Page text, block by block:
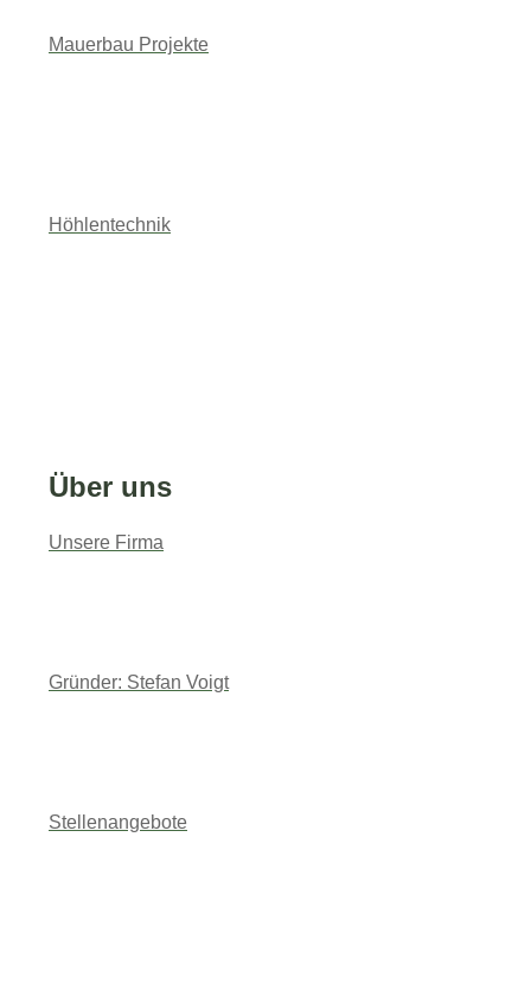
Mauerbau Projekte
Höhlentechnik
Über uns
Unsere Firma
Gründer: Stefan Voigt
Stellenangebote